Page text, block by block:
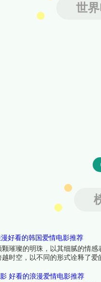
世
好看的韩国爱情电影推荐
璀璨的明珠，以其细腻的情
时空，以不同的形式诠释了爱
好看的浪漫爱情电影推荐